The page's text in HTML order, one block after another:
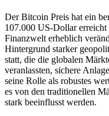
Der Bitcoin Preis hat ein
107.000 US-Dollar erreicht
Finanzwelt erheblich
Hintergrund starker
statt, die die globalen
veranlassten, sichere
seine Rolle als robustes
es von den traditionellen
stark beeinflusst werden.